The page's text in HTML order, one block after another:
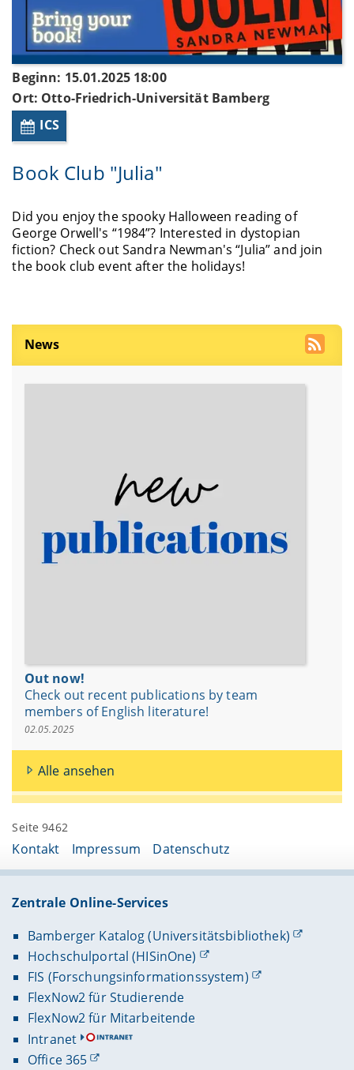
Beginn: 15.01.2025 18:00
Ort: Otto-Friedrich-Universität Bamberg
ICS
Book Club "Julia"
Did you enjoy the spooky Halloween reading of
George Orwell's “1984”? Interested in dystopian
fiction? Check out Sandra Newman's “Julia” and join
the book club event after the holidays!
News
Out now!
Check out recent publications by team
members of English literature!
02.05.2025
Alle ansehen
Seite 9462
Kontakt Impressum Datenschutz
Zentrale Online-Services
Bamberger Katalog (Universitätsbibliothek)
Hochschulportal (HISinOne)
FIS (Forschungsinformationssystem)
FlexNow2 für Studierende
FlexNow2 für Mitarbeitende
Intranet
Office 365